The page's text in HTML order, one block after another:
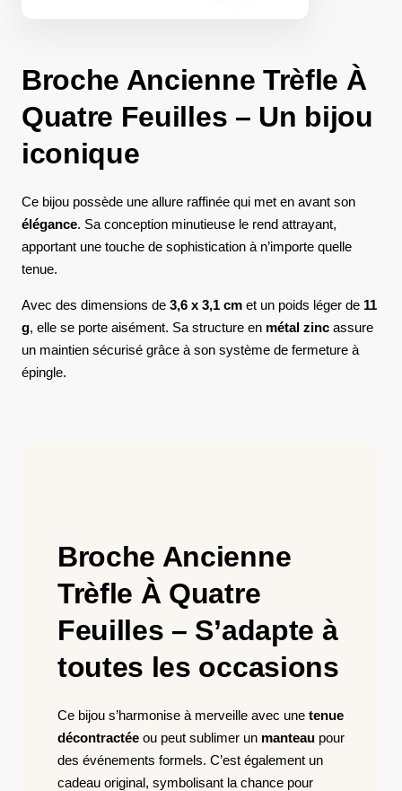
Broche Ancienne Trèfle À
Quatre Feuilles – Un bijou
iconique
Ce bijou possède une allure raffinée qui met en avant son
élégance. Sa conception minutieuse le rend attrayant,
apportant une touche de sophistication à n’importe quelle
tenue.
Avec des dimensions de 3,6 x 3,1 cm et un poids léger de 11
g, elle se porte aisément. Sa structure en métal zinc assure
un maintien sécurisé grâce à son système de fermeture à
épingle.
Broche Ancienne
Trèfle À Quatre
Feuilles – S’adapte à
toutes les occasions
Ce bijou s’harmonise à merveille avec une tenue
décontractée ou peut sublimer un manteau pour
des événements formels. C’est également un
cadeau original, symbolisant la chance pour